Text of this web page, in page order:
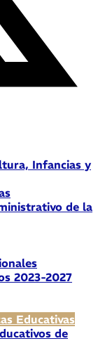
Infancias y
de la
2023-2027
Educativas
de